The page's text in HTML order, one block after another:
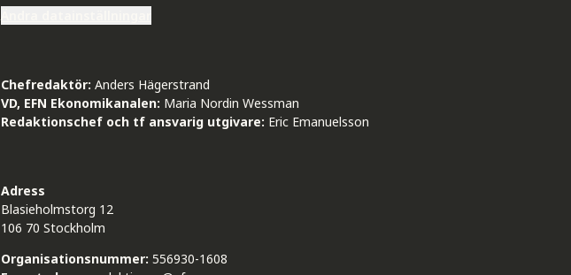
Chefredaktör: Anders Hägerstrand
VD, EFN Ekonomikanalen: Maria Nordin Wessman
Redaktionschef och tf ansvarig utgivare: Eric Emanuelsson
Adress
Blasieholmstorg 12
106 70 Stockholm
Organisationsnummer: 556930-1608